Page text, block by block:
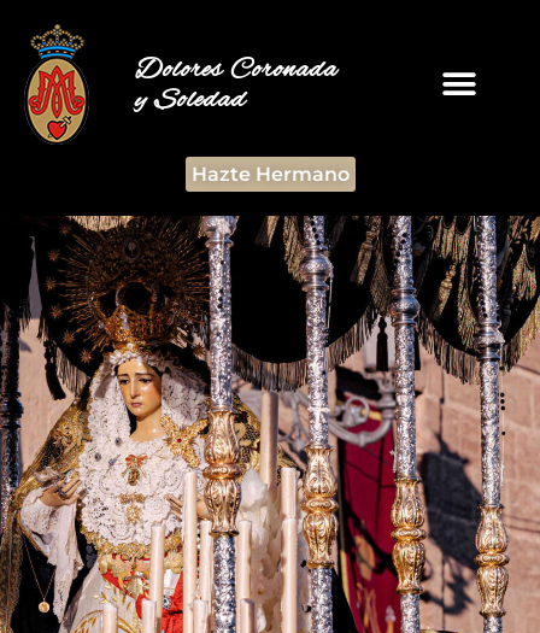
Dolores Coronada
y Soledad
Hazte Hermano